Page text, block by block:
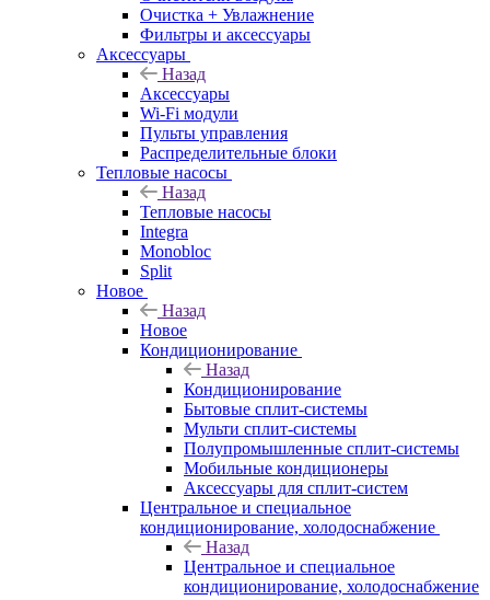
Очистка + Увлажнение
Фильтры и аксессуары
Аксессуары
Назад
Аксессуары
Wi-Fi модули
Пульты управления
Распределительные блоки
Тепловые насосы
Назад
Тепловые насосы
Integra
Monobloc
Split
Новое
Назад
Новое
Кондиционирование
Назад
Кондиционирование
Бытовые сплит-системы
Мульти сплит-системы
Полупромышленные сплит-системы
Мобильные кондиционеры
Аксессуары для сплит-систем
Центральное и специальное
кондиционирование, холодоснабжение
Назад
Центральное и специальное
кондиционирование, холодоснабжение